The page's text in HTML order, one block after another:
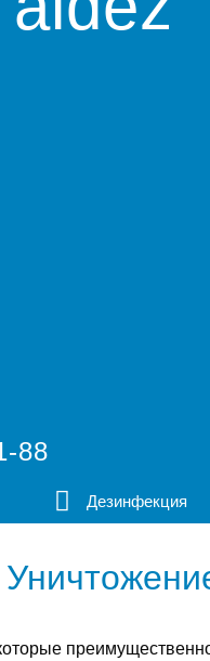
88
Дезинфекция